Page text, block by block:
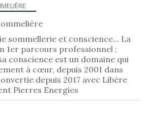
sommellerie et conscience... La
1er parcours professionnel ;
conscience est un domaine qui
à cœur, depuis 2001 dans
depuis 2017 avec Libère
Pierres Energies